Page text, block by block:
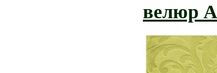
велюр